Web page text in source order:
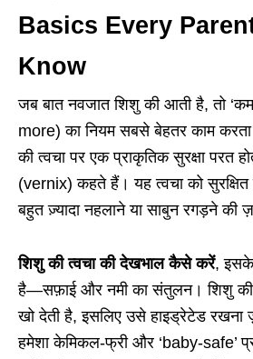
Basics Every
Know
जब बात नवजात शिशु की आती है, तो ‘कम
more) का नियम सबसे बेहतर काम
की त्वचा पर एक प्राकृतिक सुरक्षा परत
(vernix) कहते हैं। यह त्वचा को
बहुत ज़्यादा नहलाने या साबुन रगड़ने की
शिशु की त्वचा की देखभाल कैसे करें, इसके
है—सफ़ाई और नमी का संतुलन। शिशु की
खो देती है, इसलिए उसे हाइड्रेटेड रखना
हमेशा केमिकल-फ्री और ‘baby-safe’